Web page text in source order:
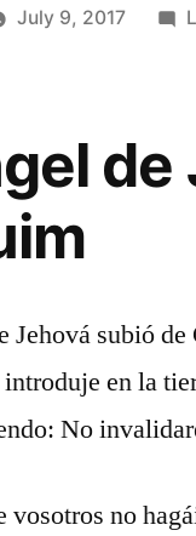
July 9, 2017
Jehová subió
en la
No
vosotros no